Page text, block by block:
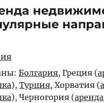
Болгария, Греция (
), Турция, Хорватия (
), Черногория (аренда